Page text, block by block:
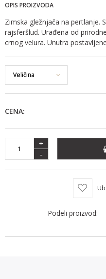
OPIS PROIZVODA
Zimska gležnjača na pertlanje.
rajsferšlud. Urađena od
crnog velura. Unutra
CENA:
+
-
Podeli proizvod: